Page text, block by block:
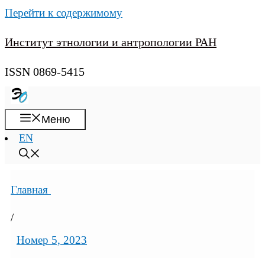
Перейти к содержимому
Институт этнологии и антропологии РАН
ISSN 0869-5415
Меню
EN
Главная
/
Номер 5, 2023